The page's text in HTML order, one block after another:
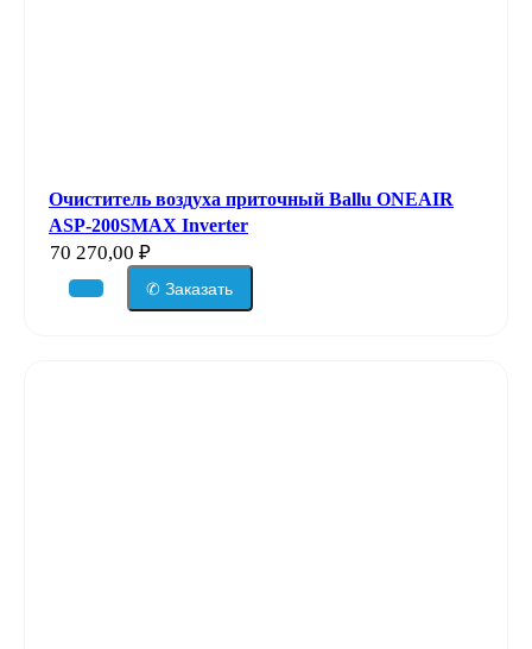
Очиститель воздуха приточный Ballu ONEAIR
ASP-200SMAX Inverter
70 270,00 ₽
✆ Заказать